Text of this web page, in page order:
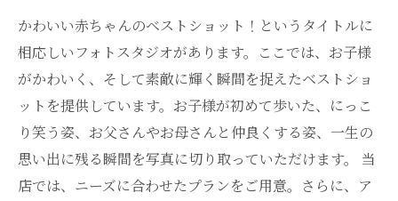
かわいい赤ちゃんのベストショット！というタイトルに
相応しいフォトスタジオがあります。ここでは、お子様
がかわいく、そして素敵に輝く瞬間を捉えたベストショ
ットを提供しています。お子様が初めて歩いた、にっこ
り笑う姿、お父さんやお母さんと仲良くする姿、一生の
思い出に残る瞬間を写真に切り取っていただけます。 当
店では、ニーズに合わせたプランをご用意。さらに、ア